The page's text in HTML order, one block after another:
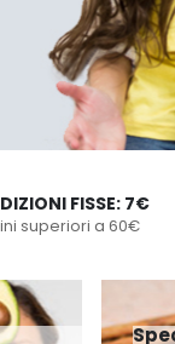
FISSE: 7€
superiori a 60€